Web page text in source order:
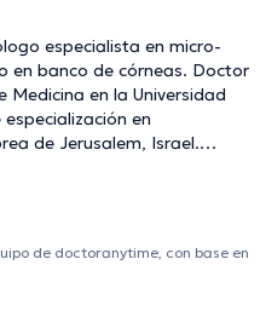
especialista en micro-
en banco de córneas. Doctor
Medicina en la Universidad
en
de Jerusalem, Israel.
en general. Por otra
Israel y Latino-américa.
Sancho, centro
de doctoranytime, con base en